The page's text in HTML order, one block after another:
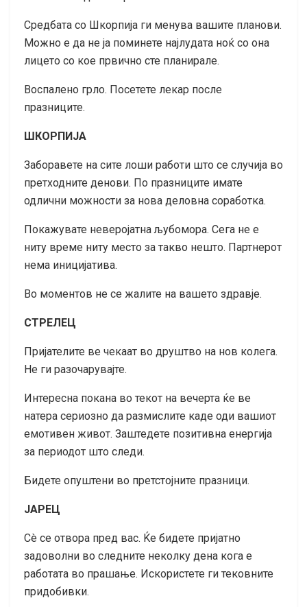
Средбата со Шкорпија ги менува вашите планови.
Можно е да не ја поминете најлудата ноќ со она
лицето со кое првично сте планирале.
Воспалено грло. Посетете лекар после
празниците.
ШКОРПИЈА
Заборавете на сите лоши работи што се случија во
претходните денови. По празниците имате
одлични можности за нова деловна соработка.
Покажувате неверојатна љубомора. Сега не е
ниту време ниту место за такво нешто. Партнерот
нема иницијатива.
Во моментов не се жалите на вашето здравје.
СТРЕЛЕЦ
Пријателите ве чекаат во друштво на нов колега.
Не ги разочарувајте.
Интересна покана во текот на вечерта ќе ве
натера сериозно да размислите каде оди вашиот
емотивен живот. Заштедете позитивна енергија
за периодот што следи.
Бидете опуштени во претстојните празници.
ЈАРЕЦ
Сè се отвора пред вас. Ќе бидете пријатно
задоволни во следните неколку дена кога е
работата во прашање. Искористете ги тековните
придобивки.